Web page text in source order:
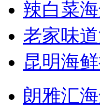
辣白菜
老家味
昆明海
朗雅汇